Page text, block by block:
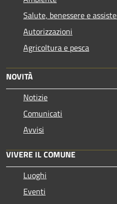
Salute, benessere e
Autorizzazioni
Agricoltura e pesca
NOVITÀ
Notizie
Comunicati
Avvisi
VIVERE IL COMUNE
Luoghi
Eventi